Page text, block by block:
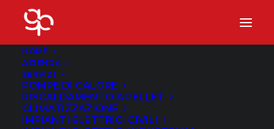
HOME
AZIENDA
SERVIZI
POMPE DI CALORE
RISCALDAMENTO A PELLET
CLIMATIZZAZIONE
IMPIANTI ELETTRICI CIVILI